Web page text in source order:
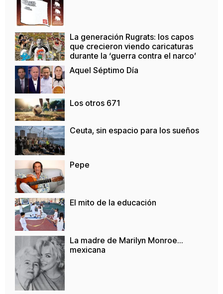
La generación Rugrats: los capos
que crecieron viendo caricaturas
durante la ‘guerra contra el narco’
Aquel Séptimo Día
Los otros 671
Ceuta, sin espacio para los sueños
Pepe
El mito de la educación
La madre de Marilyn Monroe…
mexicana